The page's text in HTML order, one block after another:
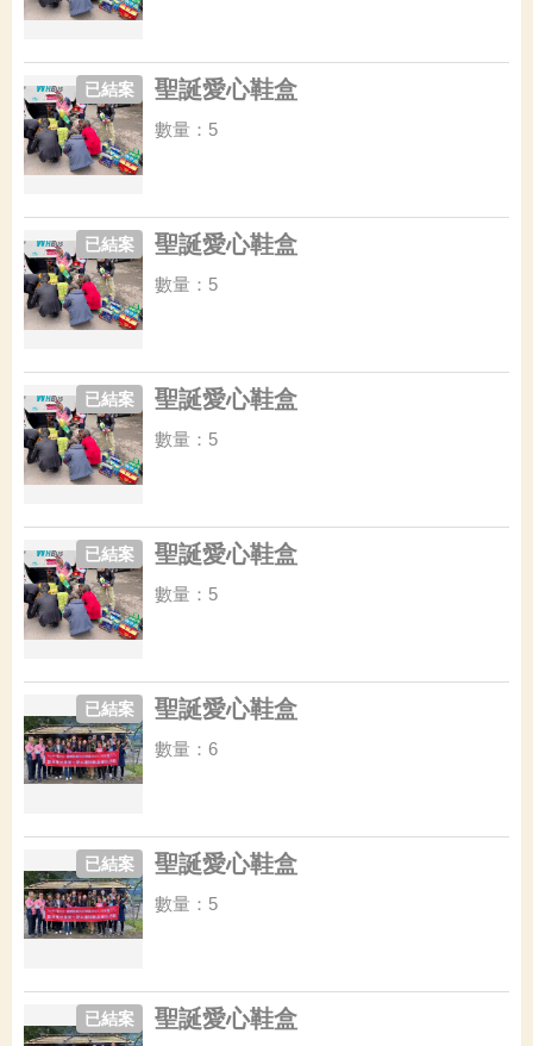
聖誕愛心鞋盒
已結案
數量：5
聖誕愛心鞋盒
已結案
數量：5
聖誕愛心鞋盒
已結案
數量：5
聖誕愛心鞋盒
已結案
數量：5
聖誕愛心鞋盒
已結案
數量：6
聖誕愛心鞋盒
已結案
數量：5
聖誕愛心鞋盒
已結案